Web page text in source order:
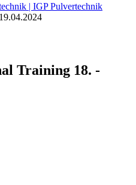
| IGP Pulvertechnik
Training 18. -